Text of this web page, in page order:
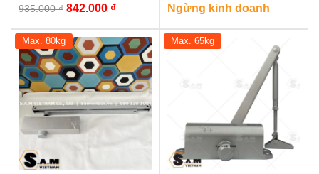
935.000₫ Giá
là:
935.000 ₫.
842.000 ₫Giá
tại
là:
842.000 ₫.
Ngừng kinh doanh
Max. 80kg Max. 65kg